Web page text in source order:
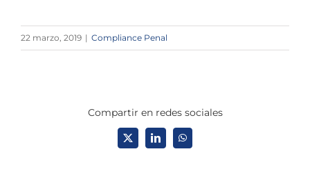
22 marzo, 2019 | Compliance Penal
Compartir en redes sociales
X LinkedInWhatsApp